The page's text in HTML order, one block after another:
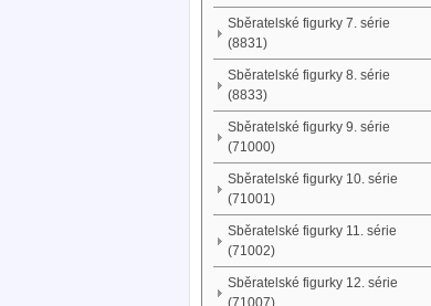
Sběratelské figurky 7. série
(8831)
Sběratelské figurky 8. série
(8833)
Sběratelské figurky 9. série
(71000)
Sběratelské figurky 10. série
(71001)
Sběratelské figurky 11. série
(71002)
Sběratelské figurky 12. série
(71007)